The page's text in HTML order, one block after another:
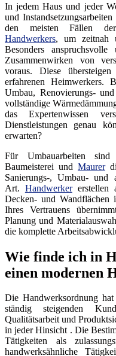
In jedem Haus und jeder
und
den meisten Fällen der
Handwerkers, um zeitnah
Besonders
Zusammenwirken von
voraus. Diese
erfahrenen Heimwerkers.
Umbau, Renovierungs-
vollständige
das Expertenwissen
Dienstleistungen genau
erwarten?
Für Umbauarbeiten
Baumeisterei und Maurer
Sanierungs-, Umbau- und
Art. Handwerkererstellen
Decken- und Wandflächen
Ihres Vertrauens
Planung und
die komplette
Wie finde ich in
einen modernen
Die Handwerksordnung
ständig steigenden
Qualitätsarbeit und
in jeder Hinsicht . Die
Tätigkeiten als
handwerksähnliche